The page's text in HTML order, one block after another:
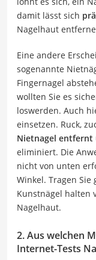
damit lässt sich
Nagelhaut
Eine andere
sogenannte
Fingernagel
wollten Sie es
loswerden. Auch
einsetzen. Ruck,
Nietnagel entfernt
eliminiert. Die
nicht von unten
Winkel. Tragen Sie
Kunstnägel halten
Nagelhaut.
2. Aus welchen
Internet-Tests